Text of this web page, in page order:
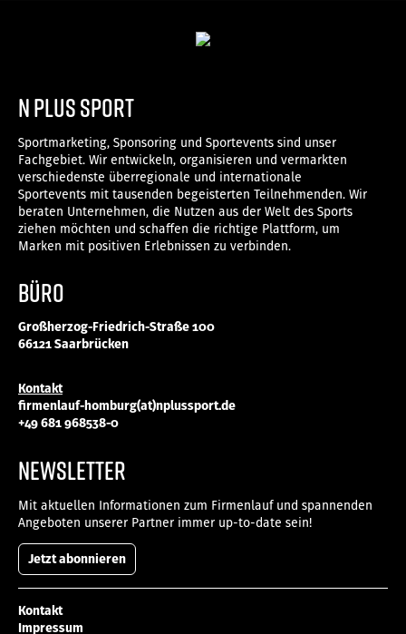
n plus sport
Sportmarketing, Sponsoring und Sportevents sind unser
Fachgebiet. Wir entwickeln, organisieren und vermarkten
verschiedenste überregionale und internationale
Sportevents mit tausenden begeisterten Teilnehmenden. Wir
beraten Unternehmen, die Nutzen aus der Welt des Sports
ziehen möchten und schaffen die richtige Plattform, um
Marken mit positiven Erlebnissen zu verbinden.
Büro
Großherzog-Friedrich-Straße 100
66121 Saarbrücken
Kontakt
firmenlauf-homburg(at)nplussport.de
+49 681 968538-0
NEWSLETTER
Mit aktuellen Informationen zum Firmenlauf und spannenden
Angeboten unserer Partner immer up-to-date sein!
Jetzt abonnieren
Kontakt
Impressum